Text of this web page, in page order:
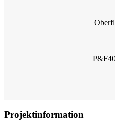
Projektinformation